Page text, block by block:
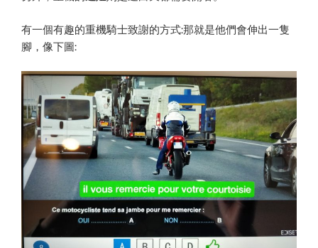
有一個有趣的重機騎士致謝的方式:那就是他們會伸出一隻
腳，像下圖: